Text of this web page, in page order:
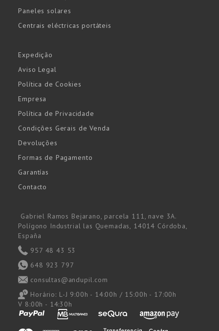
Paneles solares
Centrais eléctricas portáteis
Expedição
Aviso Legal
Política de Cookies
Empresa
Política de Privacidade
Condições Gerais de Venda
Devoluções
Formas de Pagamento
Garantías
Contacto
Gabriel Ramos Bejarano, parcela 111, nave 3A.
Polígono Industrial las Quemadas, 14014 Córdoba,
España
957 48 43 53
648 923 797
consultas@andupil.com
Horário: L-J 9:00h - 14:00h / 15:00h - 17:00h
V 8:00h - 14:30h